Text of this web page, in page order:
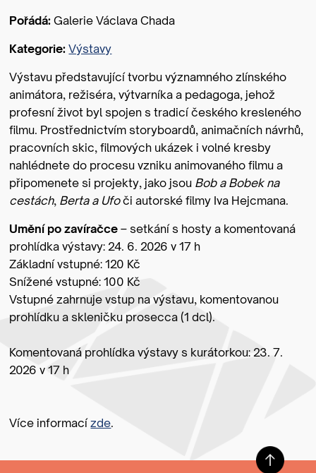
Pořádá: Galerie Václava Chada
Kategorie: Výstavy
Výstavu představující tvorbu významného zlínského
animátora, režiséra, výtvarníka a pedagoga, jehož
profesní život byl spojen s tradicí českého kresleného
filmu. Prostřednictvím storyboardů, animačních návrhů,
pracovních skic, filmových ukázek i volné kresby
nahlédnete do procesu vzniku animovaného filmu a
připomenete si projekty, jako jsou Bob a Bobek na
cestách, Berta a Ufoči autorské filmy Iva Hejcmana.
Umění po zavíračce – setkání s hosty a komentovaná
prohlídka výstavy: 24. 6. 2026 v 17 h
Základní vstupné: 120 Kč
Snížené vstupné: 100 Kč
Vstupné zahrnuje vstup na výstavu, komentovanou
prohlídku a skleničku prosecca (1 dcl).
Komentovaná prohlídka výstavy s kurátorkou: 23. 7.
2026 v 17 h
Více informacízde.